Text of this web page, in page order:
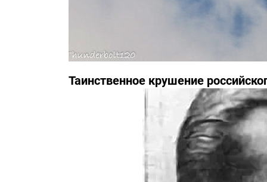
Таинственное крушение
инциденте засекречены